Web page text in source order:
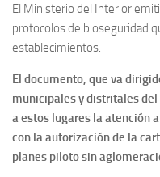
El Ministerio del Interior
protocolos de bioseguridad
establecimientos.
El documento, que va
municipales y distritales
a estos lugares la atención
con la autorización de la
planes piloto sin